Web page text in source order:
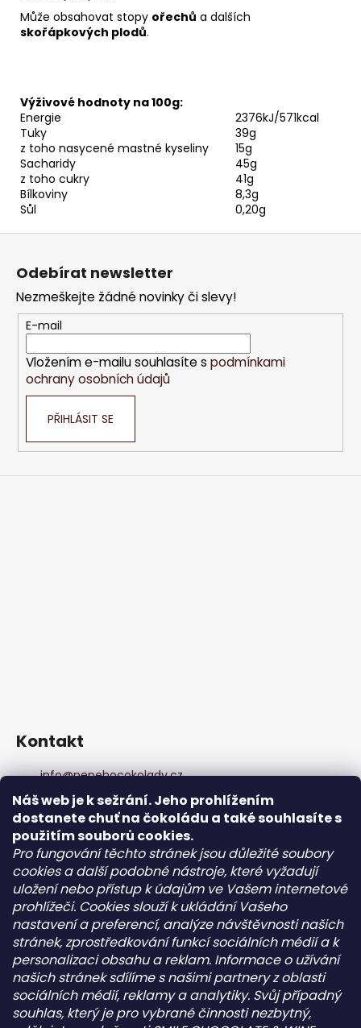
Náš web je k sežrání. Jeho prohlížením
dostanete chuť na čokoládu a také souhlasíte s
použitím souborů cookies.
Pro fungování těchto stránek jsou důležité soubory
cookies a další podobné nástroje, které vyžadují
uložení nebo přístup k údajům ve Vašem internetové
prohlížeči. Cookies slouží k ukládání Vašeho
nastavení a preferencí, analýze návštěvnosti našich
stránek, zprostředkování funkcí sociálních médií a k
personalizaci obsahu a reklam. Informace o užívání
našich stránek sdílíme s našimi partnery z oblasti
sociálních médií, reklamy a analytiky. Svůj případný
souhlas, který je pro vybrané činnosti nezbytný,
Může obsahovat stopy ořechů a dalších
skořápkových plodů.
Výživové hodnoty na 100g:
Energie
2376kJ/571kcal
Tuky
39g
z toho nasycené mastné kyseliny
15g
Sacharidy
45g
z toho cukry
41g
Bílkoviny
8,3g
Sůl
0,20g
Odebírat newsletter
Nezmeškejte žádné novinky či slevy!
E-mail
Vložením e-mailu souhlasíte s podmínkami
ochrany osobních údajů
PŘIHLÁSIT SE
Kontakt
info@pepehocokolady.cz
+420702085600
+420702085600
Pepeho čokolády
pepehocokolady.cz
Informace pro vás
Kontakt
Obchodní podmínky
Podmínky ochrany osobních údajů - GDPR